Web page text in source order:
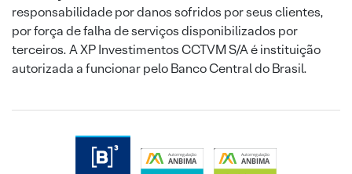
responsabilidade por danos sofridos por seus clientes,
por força de falha de serviços disponibilizados por
terceiros. A XP Investimentos CCTVM S/A é instituição
autorizada a funcionar pelo Banco Central do Brasil.